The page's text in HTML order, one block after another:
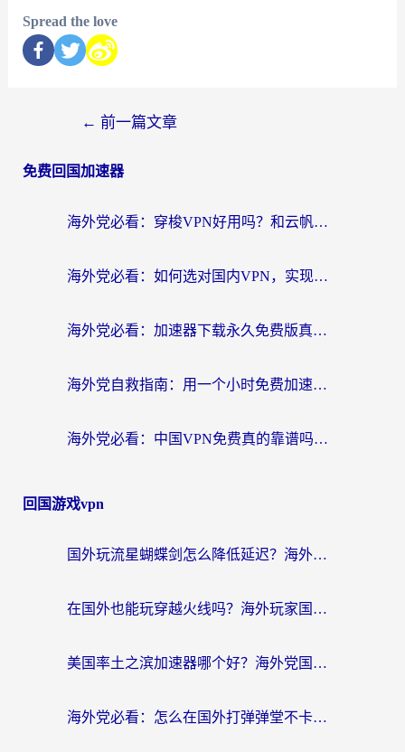
Spread the love
← 前一篇文章
免费回国加速器
海外党必看：穿梭VPN好用吗？和云帆VPN对比哪个回国效果更好？附真实测评+避坑指南
海外党必看：如何选对国内VPN，实现无缝访问国内资源？
海外党必看：加速器下载永久免费版真的存在吗？教你无缝访问国内资源的正确姿势
海外党自救指南：用一个小时免费加速器，轻松打破国内资源访问壁垒？
海外党必看：中国VPN免费真的靠谱吗？手把手教你选对回国加速器
回国游戏vpn
国外玩流星蝴蝶剑怎么降低延迟？海外党必看的加速秘籍（含欧洲鸣潮&彩虹岛优化攻略）
在国外也能玩穿越火线吗？海外玩家国服游戏畅玩终极指南
美国率土之滨加速器哪个好？海外党国服游戏畅玩终极指南（附多游戏解决方案）
海外党必看：怎么在国外打弹弹堂不卡？番茄加速器亲测指南